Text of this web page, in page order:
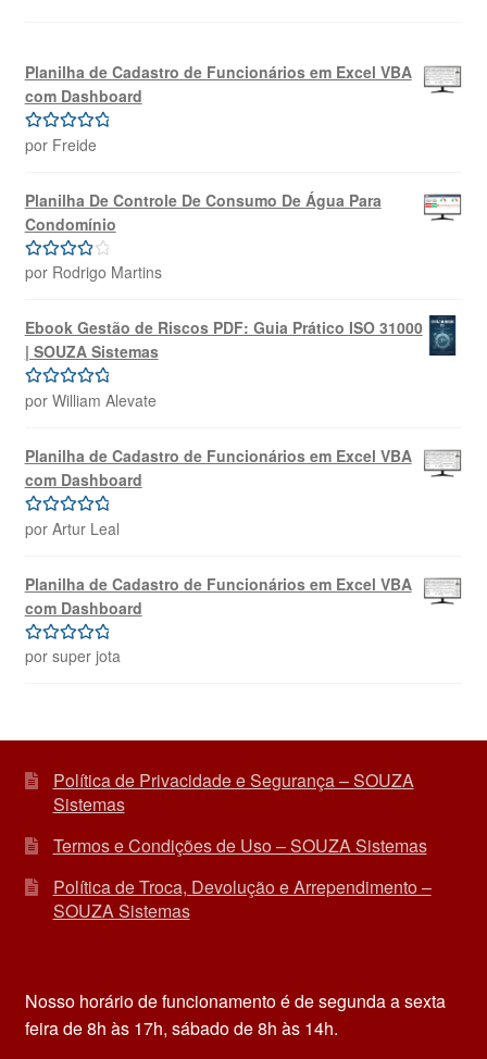
Planilha de Cadastro de Funcionários em Excel VBA
com Dashboard
Avaliação5
por Freide
Planilha De Controle De Consumo De Água Para
Condomínio
Avaliação
por Rodrigo Martins
Ebook Gestão de Riscos PDF: Guia Prático ISO 31000
| SOUZA Sistemas
Avaliação5
por William Alevate
Planilha de Cadastro de Funcionários em Excel VBA
com Dashboard
Avaliação 5
por Artur Leal
Planilha de Cadastro de Funcionários em Excel VBA
com Dashboard
Avaliação5
por super jota
Política de Privacidade e Segurança – SOUZA
Sistemas
Termos e Condições de Uso – SOUZA Sistemas
Política de Troca, Devolução e Arrependimento –
SOUZA Sistemas
Nosso horário de funcionamento é de segunda a sexta
feira de 8h às 17h, sábado de 8h às 14h.